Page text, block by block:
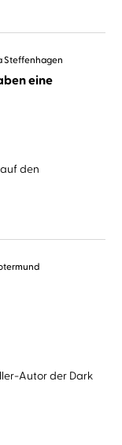
Steffenhagen
eine
den
Autor der Dark